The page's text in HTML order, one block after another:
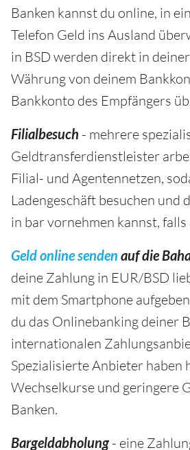
Banken kannst du online, in
Telefon Geld ins Ausland
in BSD werden direkt in
Währung von deinem
Bankkonto des Empfängers
Filialbesuch - mehrere
Geldtransferdienstleister
Filial- und Agentennetzen,
Ladengeschäft besuchen und
in bar vornehmen kannst,
Geld online senden auf die
deine Zahlung in EUR/BSD
mit dem Smartphone
du das Onlinebanking deiner
internationalen
Spezialisierte Anbieter haben
Wechselkurse und geringere
Banken.
Bargeldabholung- eine